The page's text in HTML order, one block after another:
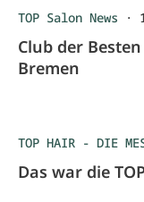
TOP Salon News ·
Club der
Bremen
TOP HAIR - DIE
Das war die